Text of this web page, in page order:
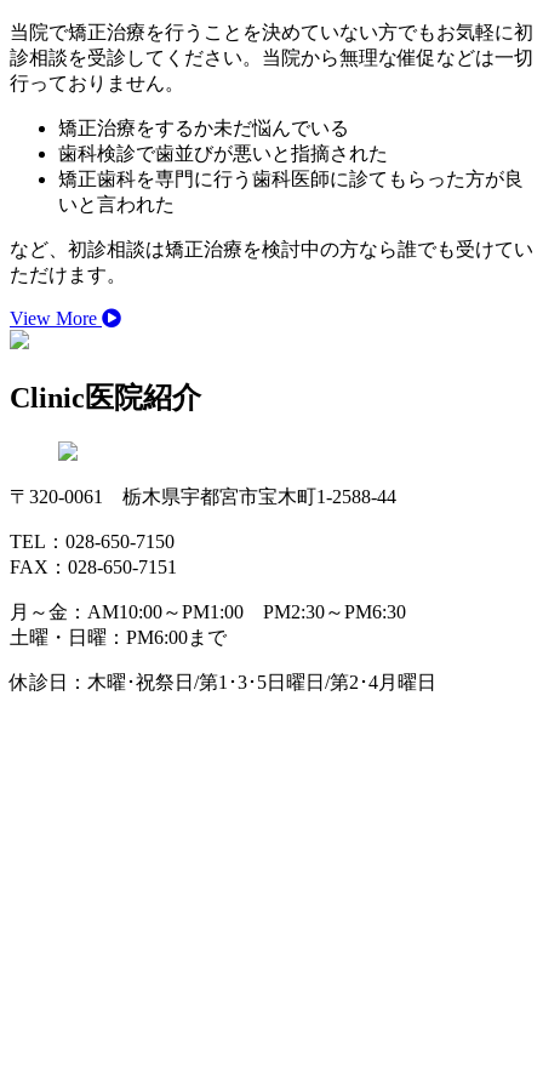
当院で矯正治療を行うことを決めていない方でもお気軽に初
診相談を受診してください。当院から無理な催促などは一切
行っておりません。
矯正治療をするか未だ悩んでいる
歯科検診で歯並びが悪いと指摘された
矯正歯科を専門に行う歯科医師に診てもらった方が良
いと言われた
など、初診相談は矯正治療を検討中の方なら誰でも受けてい
ただけます。
View More
Clinic医院紹介
〒320-0061 栃木県宇都宮市宝木町1-2588-44
TEL：028-650-7150
FAX：028-650-7151
月～金：AM10:00～PM1:00 PM2:30～PM6:30
土曜・日曜：PM6:00まで
休診日：木曜･祝祭日/第1･3･5日曜日/第2･4月曜日